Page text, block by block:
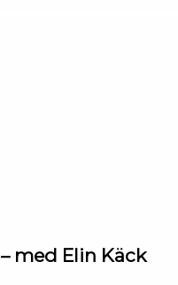
med Elin Käck